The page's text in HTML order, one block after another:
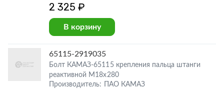
2 325 ₽
В корзину
65115-2919035
Болт КАМАЗ-65115 крепления пальца штанги
реактивной М18х280
Производитель: ПАО КАМАЗ